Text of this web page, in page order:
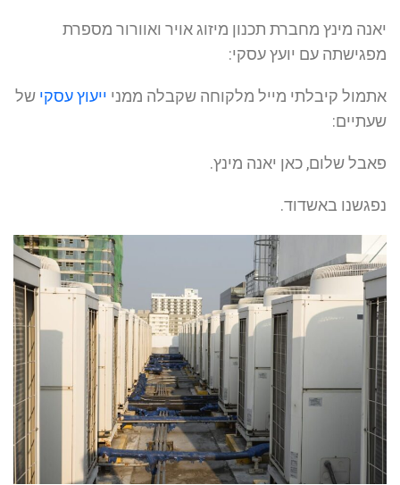
יאנה מינץ מחברת תכנון מיזוג אויר ואוורור מספרת
מפגישתה עם יועץ עסקי:
אתמול קיבלתי מייל מלקוחה שקבלה ממני ייעוץ עסקי של
שעתיים:
פאבל שלום, כאן יאנה מינץ.
נפגשנו באשדוד.